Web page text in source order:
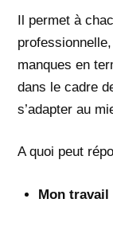
Il permet à
manques en
dans le cadre
s’adapter au
A quoi peut
Mon travail